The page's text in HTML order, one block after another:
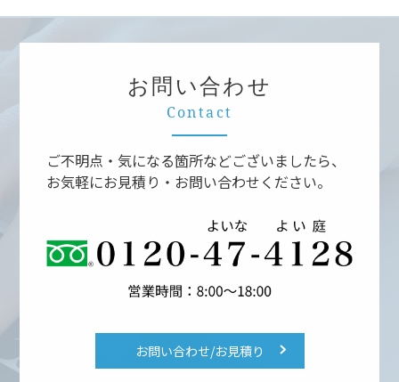
お問い合わせ
Contact
ご不明点・気になる箇所などございましたら、
お気軽にお見積り・お問い合わせください。
お問い合わせ/お見積り